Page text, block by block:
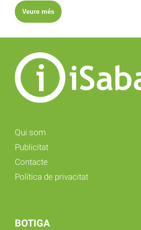
Veure més
Qui som
Publicitat
Contacte
Política de privacitat
BOTIGA